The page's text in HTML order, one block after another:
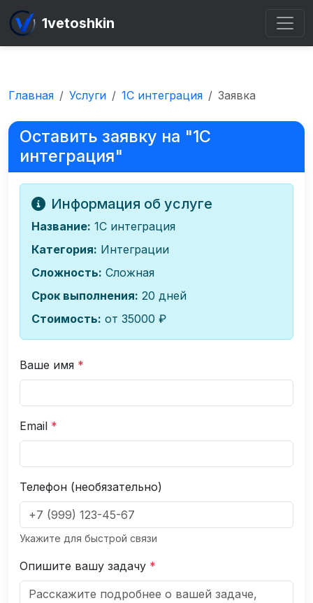
1vetoshkin
Главная Услуги 1С интеграция Заявка
Оставить заявку на "1С
интеграция"
Информация об услуге
Название: 1С интеграция
Категория: Интеграции
Сложность: Сложная
Срок выполнения: 20 дней
Стоимость: от 35000 ₽
Ваше имя *
Email *
Телефон (необязательно)
Укажите для быстрой связи
Опишите вашу задачу *